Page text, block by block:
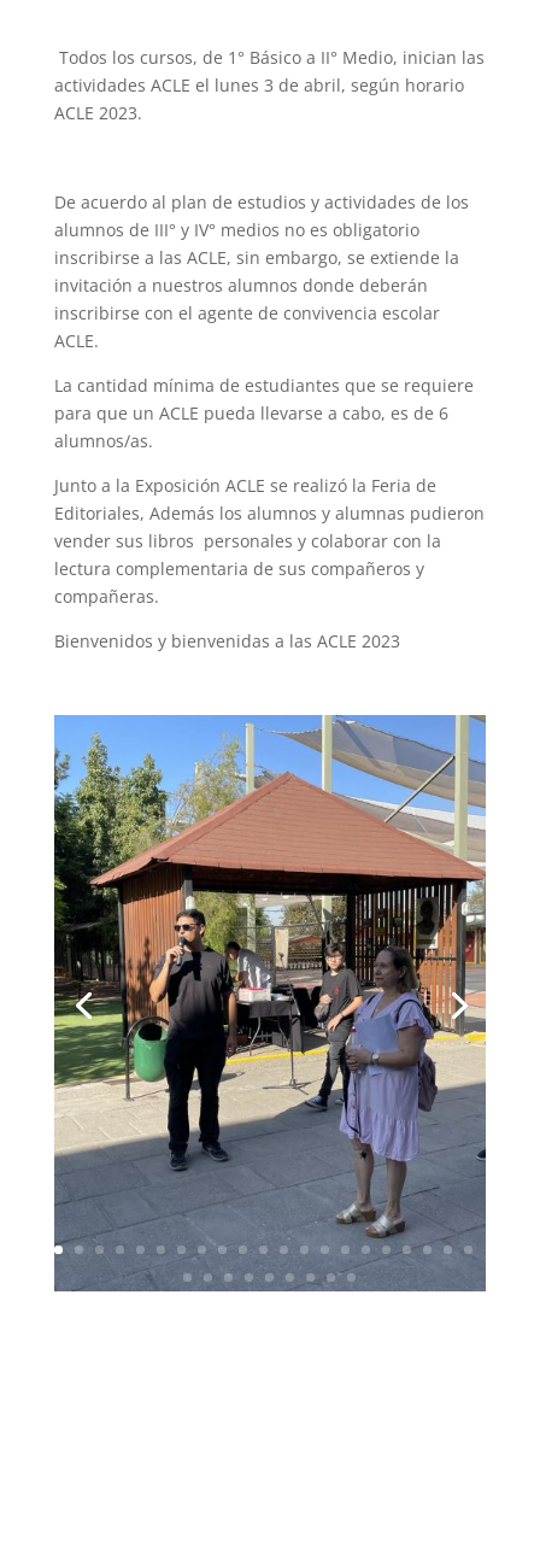
Todos los cursos, de 1° Básico a II° Medio, inician las
actividades ACLE el lunes 3 de abril, según horario
ACLE 2023.
De acuerdo al plan de estudios y actividades de los
alumnos de III° y IV° medios no es obligatorio
inscribirse a las ACLE, sin embargo, se extiende la
invitación a nuestros alumnos donde deberán
inscribirse con el agente de convivencia escolar
ACLE.
La cantidad mínima de estudiantes que se requiere
para que un ACLE pueda llevarse a cabo, es de 6
alumnos/as.
Junto a la Exposición ACLE se realizó la Feria de
Editoriales, Además los alumnos y alumnas pudieron
vender sus libros personales y colaborar con la
lectura complementaria de sus compañeros y
compañeras.
Bienvenidos y bienvenidas a las ACLE 2023